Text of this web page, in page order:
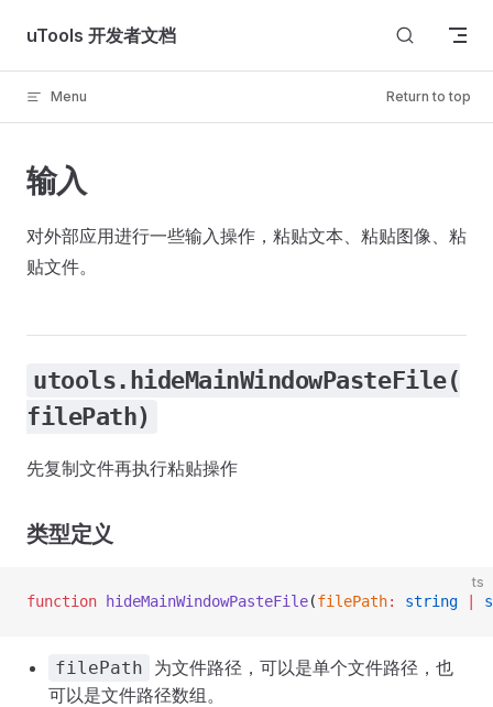
Skip to content
uTools 开发者文档
Menu Return to top
输入
对外部应用进行一些输入操作，粘贴文本、粘贴图像、粘
贴文件。
utools.hideMainWindowPasteFile(
filePath)
先复制文件再执行粘贴操作
类型定义
ts
function hideMainWindowPasteFile(filePath: string
filePath
为文件路径，可以是单个文件路径，也
可以是文件路径数组。